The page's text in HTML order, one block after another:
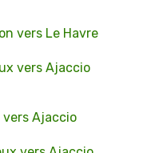
vers Le Havre
vers Ajaccio
Ajaccio